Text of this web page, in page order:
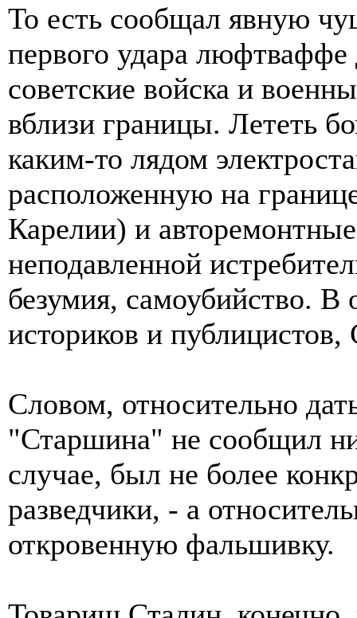
То есть сообщал явную
первого удара
советские войска и
вблизи границы. Лететь
каким-то лядом
расположенную на
Карелии) и
неподавленной
безумия, самоубийство.
историков и
Словом, относительно
"Старшина" не сообщил
случае, был не более
разведчики, - а
откровенную фальшивку.